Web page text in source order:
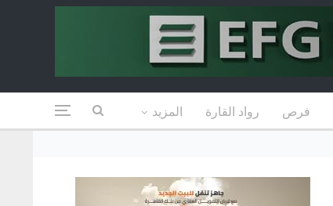
فرص رواد القارة المزيد